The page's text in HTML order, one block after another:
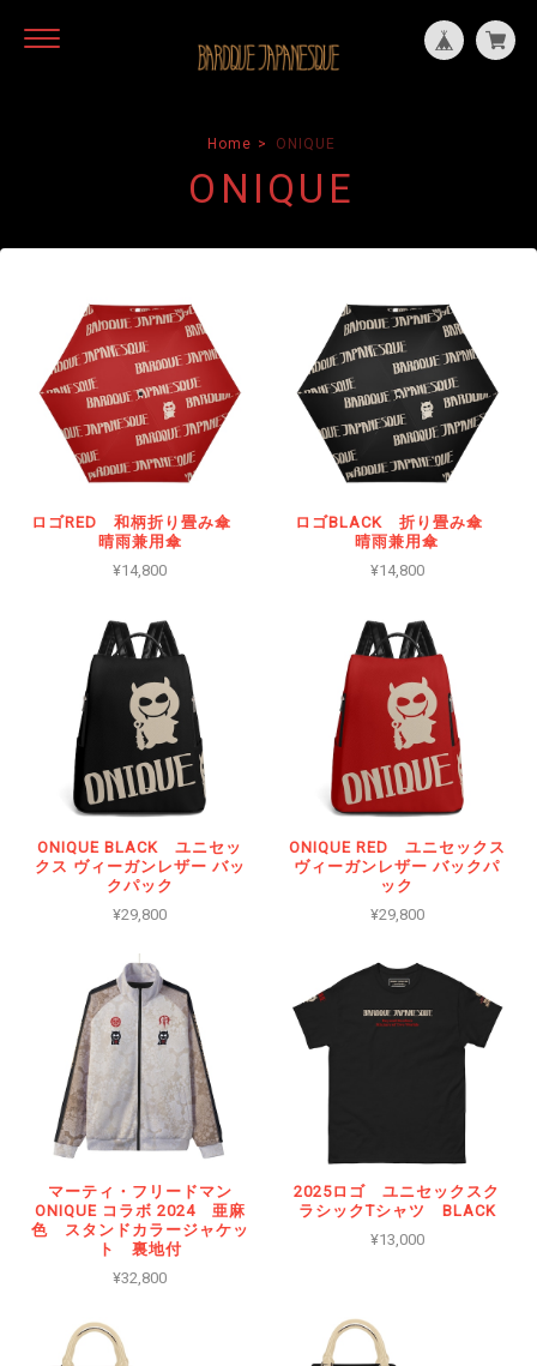
Home ONIQUE
ONIQUE
ロゴRED 和柄折り畳み傘
晴雨兼用傘
¥14,800
ロゴBLACK 折り畳み傘
晴雨兼用傘
¥14,800
ONIQUE BLACK ユニセッ
クス ヴィーガンレザー バッ
クパック
¥29,800
ONIQUE RED ユニセックス
ヴィーガンレザー バックパ
ック
¥29,800
マーティ・フリードマン
ONIQUE コラボ 2024 亜麻
色 スタンドカラージャケッ
ト 裏地付
¥32,800
2025ロゴ ユニセックスク
ラシックTシャツ BLACK
¥13,000